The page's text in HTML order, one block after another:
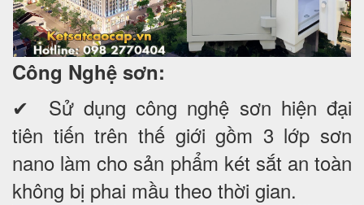
Công Nghệ sơn:
✔ Sử dụng công nghệ sơn hiện đại
tiên tiến trên thế giới gồm 3 lớp sơn
nano làm cho sản phẩm két sắt an toàn
không bị phai mầu theo thời gian.